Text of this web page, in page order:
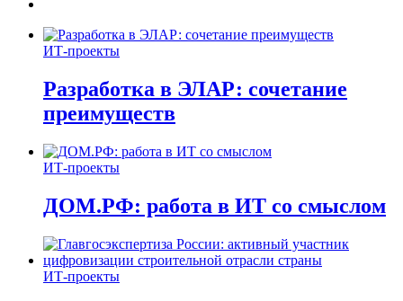
ИТ-проекты
Разработка в ЭЛАР: сочетание
преимуществ
ИТ-проекты
ДОМ.РФ: работа в ИТ со смыслом
ИТ-проекты